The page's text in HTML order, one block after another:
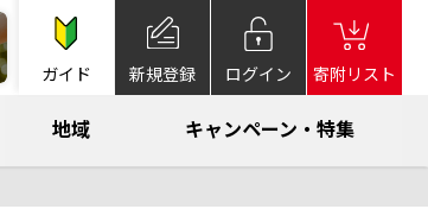
ガイド 新規登録 ログイン 寄附リスト
地域 キャンペーン・特集